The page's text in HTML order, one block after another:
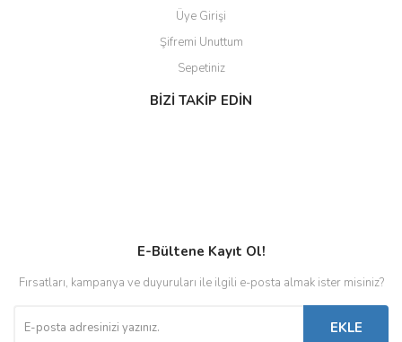
Üye Girişi
Şifremi Unuttum
Sepetiniz
BİZİ TAKİP EDİN
E-Bültene Kayıt Ol!
Fırsatları, kampanya ve duyuruları ile ilgili e-posta almak ister misiniz?
EKLE